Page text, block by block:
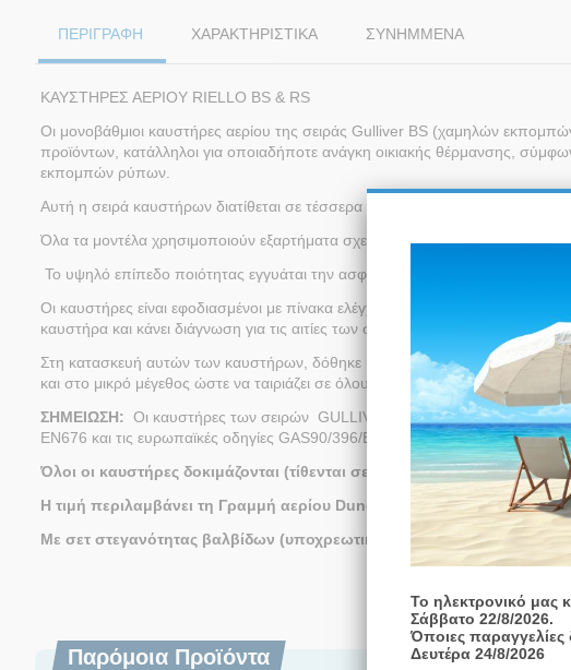
ΠΕΡΙΓΡΑΦΗ ΧΑΡΑΚΤΗΡΙΣΤΙΚΆ ΣΥΝΗΜΜΈΝΑ
ΚΑΥΣΤΗΡΕΣ ΑΕΡΙΟΥ RIELLO BS & RS
Οι μονοβάθμιοι καυστήρες αερίου της σειράς Gulliver BS (χαμηλών
προϊόντων, κατάλληλοι για οποιαδήποτε ανάγκη οικιακής θέρμανσης,
εκπομπών ρύπων.
Αυτή η σειρά καυστήρων διατίθεται σε τέσσερα διαφορετικά μοντέλα, με
Όλα τα μοντέλα χρησιμοποιούν εξαρτήματα σχεδιασμένα από την Riello για
Το υψηλό επίπεδο ποιότητας εγγυάται την ασφαλή λειτουργία του καυστήρα.
Οι καυστήρες είναι εφοδιασμένοι με πίνακα ελέγχου ασφαλείας με
καυστήρα και κάνει διάγνωση για τις αιτίες των σφαλμάτων.
Στη κατασκευή αυτών των καυστήρων, δόθηκε ιδιαίτερη προσοχή στη
και στο μικρό μέγεθος ώστε να ταιριάζει σε όλους τους λέβητες της αγοράς.
ΣΗΜΕΙΩΣΗ: Οι καυστήρες των σειρών GULLIVER BS & GULLIVER RS
EN676 και τις ευρωπαϊκές οδηγίες GAS90/396/EEC, E.M.C. 89/336/EEC,
Όλοι οι καυστήρες δοκιμάζονται (τίθενται σε λειτουργία) πριν
Η τιμή περιλαμβάνει τη Γραμμή αερίου Dungs.
Με σετ στεγανότητας βαλβίδων (υποχρεωτικό για πάνω από 172.000
Παρόμοια Προϊόντα
Το ηλεκτρονικό μας
Σάββατο 22/8/2026.
Όποιες
Δευτέρα 24/8/2026